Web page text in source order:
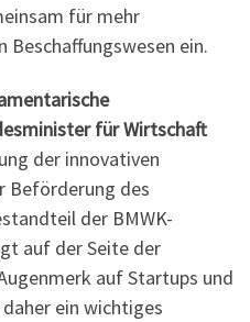
für mehr
ein.
für Wirtschaft
der innovativen
Beförderung des
der BMWK-
auf der Seite der
auf Startups und
ein wichtiges